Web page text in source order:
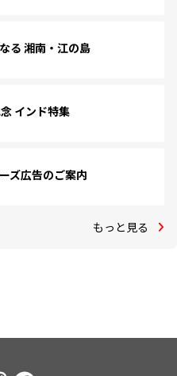
る 湘南・江の島
インド特集
ズ広告のご案内
もっと見る